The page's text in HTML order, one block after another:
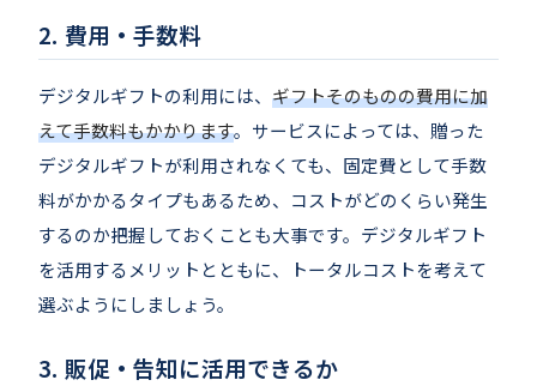
費用・手数料
デジタルギフトの利用には、 ギフトそのものの費用に加
えて手数料もかかります。サービスによっては、贈った
デジタルギフトが利用されなくても、固定費として手数
料がかかるタイプもあるため、コストがどのくらい発生
するのか把握しておくことも大事です。デジタルギフト
を活用するメリットとともに、トータルコストを考えて
選ぶようにしましょう。
販促・告知に活用できるか